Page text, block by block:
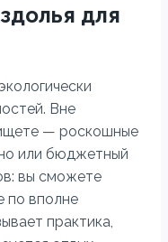
для
Вне
— роскошные
или бюджетный
вы сможете
по вполне
практика,